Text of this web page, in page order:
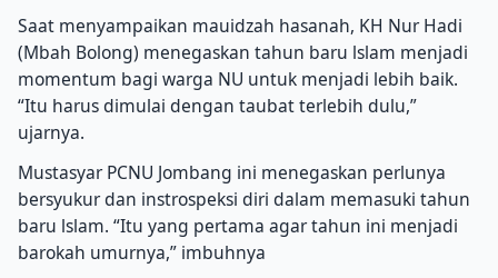
Saat menyampaikan mauidzah hasanah, KH Nur Hadi
(Mbah Bolong) menegaskan tahun baru lslam menjadi
momentum bagi warga NU untuk menjadi lebih baik.
“Itu harus dimulai dengan taubat terlebih dulu,”
ujarnya.
Mustasyar PCNU Jombang ini menegaskan perlunya
bersyukur dan instrospeksi diri dalam memasuki tahun
baru lslam. “Itu yang pertama agar tahun ini menjadi
barokah umurnya,” imbuhnya